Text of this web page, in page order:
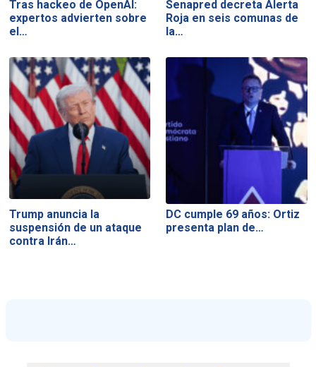
Tras hackeo de OpenAI:
expertos advierten sobre
el…
Senapred decreta Alerta
Roja en seis comunas de
la…
Trump anuncia la
suspensión de un ataque
contra Irán…
DC cumple 69 años: Ortiz
presenta plan de…